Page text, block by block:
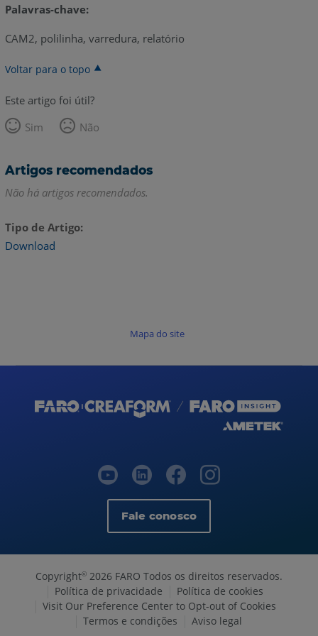
Palavras-chave:
CAM2, polilinha, varredura, relatório
Voltar para o topo
Este artigo foi útil?
Sim
Não
Artigos recomendados
Não há artigos recomendados.
Tipo de Artigo
Download
Mapa do site
Fale conosco
Copyright© 2026 FARO Todos os direitos reservados.
Política de privacidade
Política de cookies
Visit Our Preference Center to Opt-out of Cookies
Termos e condições
Aviso legal